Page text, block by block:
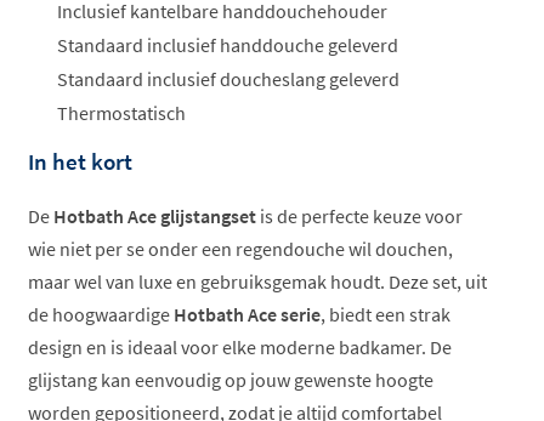
Inclusief kantelbare handdouchehouder
Standaard inclusief handdouche geleverd
Standaard inclusief doucheslang geleverd
Thermostatisch
In het kort
De Hotbath Ace glijstangset is de perfecte keuze voor
wie niet per se onder een regendouche wil douchen,
maar wel van luxe en gebruiksgemak houdt. Deze set, uit
de hoogwaardige Hotbath Ace serie, biedt een strak
design en is ideaal voor elke moderne badkamer. De
glijstang kan eenvoudig op jouw gewenste hoogte
worden gepositioneerd, zodat je altijd comfortabel